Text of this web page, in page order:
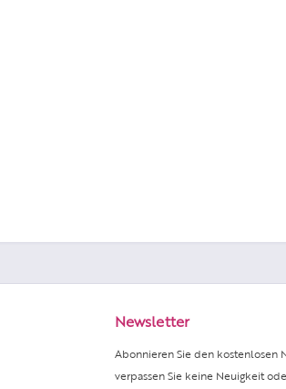
Newsletter
Abonnieren Sie den kostenlosen
verpassen Sie keine Neuigkeit